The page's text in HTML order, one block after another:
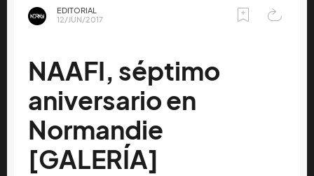
EDITORIAL
12/JUN/2017
NAAFI, séptimo
aniversario en
Normandie
[GALERÍA]